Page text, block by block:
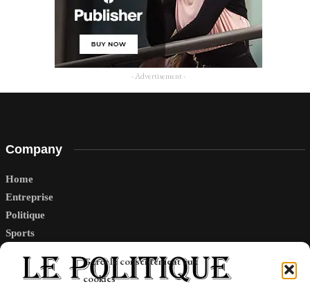
Gérer le consentement aux
cookies
- Advertisement -
Company
Home
Entreprise
Politique
Sports